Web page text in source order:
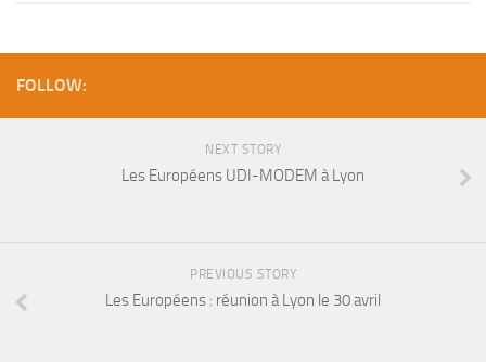
FOLLOW:
NEXT STORY
Les Européens UDI-MODEM à Lyon
PREVIOUS STORY
Les Européens : réunion à Lyon le 30 avril